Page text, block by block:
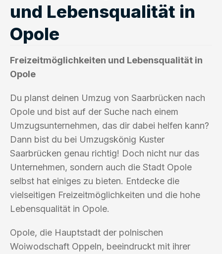
und Lebensqualität in
Opole
Freizeitmöglichkeiten und Lebensqualität in
Opole
Du planst deinen Umzug von Saarbrücken nach
Opole und bist auf der Suche nach einem
Umzugsunternehmen, das dir dabei helfen kann?
Dann bist du bei Umzugskönig Kuster
Saarbrücken genau richtig! Doch nicht nur das
Unternehmen, sondern auch die Stadt Opole
selbst hat einiges zu bieten. Entdecke die
vielseitigen Freizeitmöglichkeiten und die hohe
Lebensqualität in Opole.
Opole, die Hauptstadt der polnischen
Woiwodschaft Oppeln, beeindruckt mit ihrer